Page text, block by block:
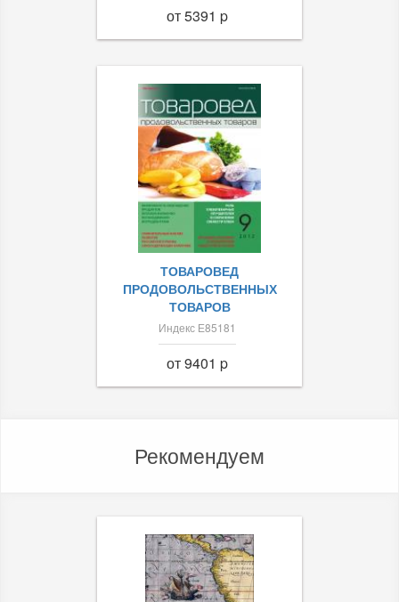
от 5391 p
ТОВАРОВЕД
ПРОДОВОЛЬСТВЕННЫХ
ТОВАРОВ
Индекс Е85181
от 9401 p
Рекомендуем